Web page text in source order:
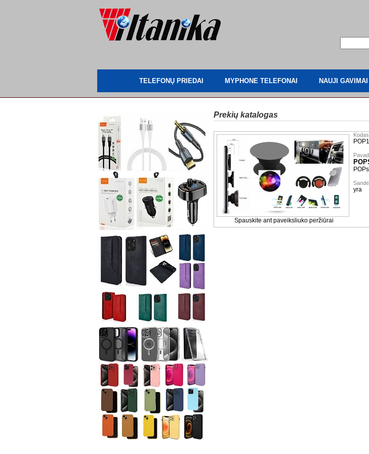
TELEFONŲ PRIEDAI MYPHONE TELEFONAI NAUJI GAVIMAI
Prekių katalogas
Spauskite ant paveiksliuko peržiūrai
yra